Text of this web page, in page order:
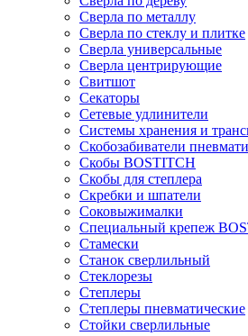
Сверла по металлу
Сверла по стеклу и плитке
Сверла универсальные
Сверла центрирующие
Свитшот
Секаторы
Сетевые удлинители
Системы хранения и
Скобозабиватели
Скобы BOSTITCH
Скобы для степлера
Скребки и шпатели
Соковыжималки
Специальный крепеж
Стамески
Станок сверлильный
Стеклорезы
Степлеры
Степлеры пневматические
Стойки сверлильные